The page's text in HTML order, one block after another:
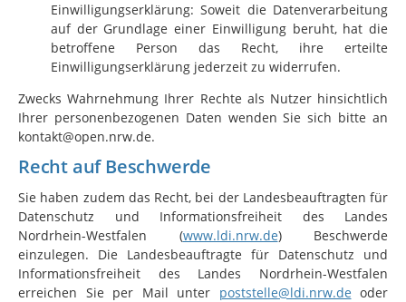
Einwilligungserklärung: Soweit die Datenverarbeitung
auf der Grundlage einer Einwilligung beruht, hat die
betroffene Person das Recht, ihre erteilte
Einwilligungserklärung jederzeit zu widerrufen.
Zwecks Wahrnehmung Ihrer Rechte als Nutzer hinsichtlich
Ihrer personenbezogenen Daten wenden Sie sich bitte an
kontakt@open.nrw.de.
Recht auf Beschwerde
Sie haben zudem das Recht, bei der Landesbeauftragten für
Datenschutz und Informationsfreiheit des Landes
Nordrhein-Westfalen (www.ldi.nrw.de) Beschwerde
einzulegen. Die Landesbeauftragte für Datenschutz und
Informationsfreiheit des Landes Nordrhein-Westfalen
erreichen Sie per Mail unter poststelle@ldi.nrw.de oder